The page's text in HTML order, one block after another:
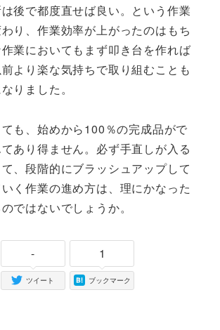
後で都度直せば良い。という作業
り、作業効率が上がったのはもち
業においてもまず叩き台を作れば
より楽な気持ちで取り組むことも
りました。
も、始めから100％の完成品がで
あり得ません。必ず手直しが入る
、段階的にブラッシュアップして
く作業の進め方は、理にかなった
ではないでしょうか。
-
ツイート
1
ブックマーク